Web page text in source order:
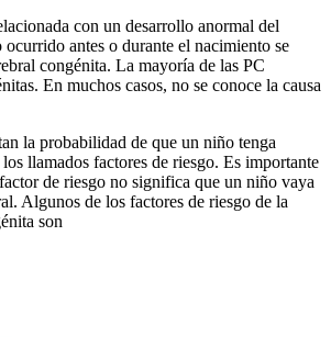
con un desarrollo anormal del
antes o durante el nacimiento se
congénita. La mayoría de las PC
En muchos casos, no se conoce la causa
la probabilidad de que un niño tenga
llamados factores de riesgo. Es importante
de riesgo no significa que un niño vaya
Algunos de los factores de riesgo de la
son